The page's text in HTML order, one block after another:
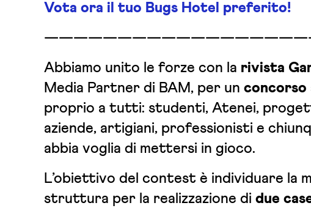
Vota ora il tuo Bugs Hotel preferito!
Abbiamo unito le forze con la rivista
Media Partner di BAM, per un concorso
proprio a tutti: studenti, Atenei,
aziende, artigiani, professionisti e
abbia voglia di mettersi in gioco.
L’obiettivo del contest è individuare la
struttura per la realizzazione di due